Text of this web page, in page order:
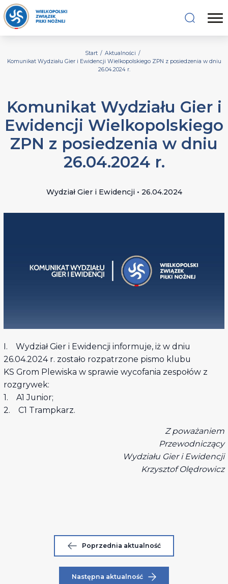
Start / Aktualności /
Komunikat Wydziału Gier i Ewidencji Wielkopolskiego ZPN z posiedzenia w dniu
26.04.2024 r.
Komunikat Wydziału Gier i
Ewidencji Wielkopolskiego
ZPN z posiedzenia w dniu
26.04.2024 r.
Wydział Gier i Ewidencji • 26.04.2024
I. Wydział Gier i Ewidencji informuje, iż w dniu
26.04.2024 r. zostało rozpatrzone pismo klubu
KS Grom Plewiska w sprawie wycofania zespołów z
rozgrywek:
1. A1 Junior;
2. C1 Trampkarz.
Z poważaniem
Przewodniczący
Wydziału Gier i Ewidencji
Krzysztof Olędrowicz
Poprzednia aktualność
Następna aktualność